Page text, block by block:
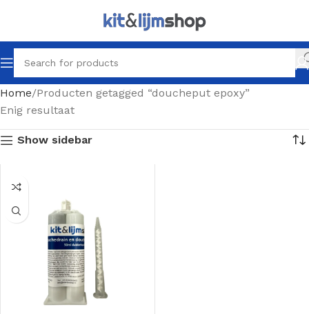
Home Producten getagged “doucheput epoxy”
Enig resultaat
Show sidebar